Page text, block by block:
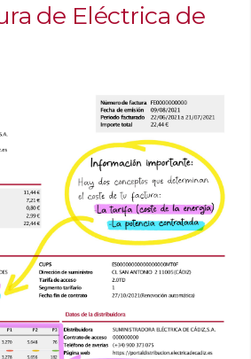
de Eléctrica de